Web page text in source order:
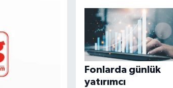
Fonlarda günlük
yatırımcı